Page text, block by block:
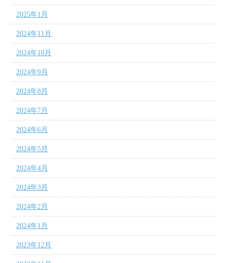
2025年1月
2024年11月
2024年10月
2024年9月
2024年8月
2024年7月
2024年6月
2024年5月
2024年4月
2024年3月
2024年2月
2024年1月
2023年12月